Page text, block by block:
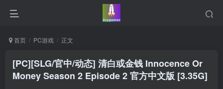
首页 PC游戏 正文
[PC][SLG/官中/动态] 清白或金钱 Innocence Or
Money Season 2 Episode 2 官方中文版 [3.35G]